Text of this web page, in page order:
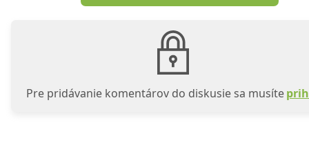
Pre pridávanie komentárov do diskusie sa musíte